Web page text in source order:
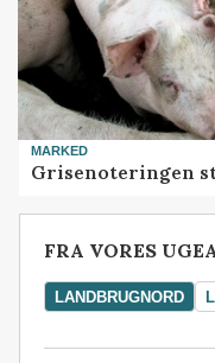
MARKED
Grisenoteringen
FRA VORES
LANDBRUGNORD